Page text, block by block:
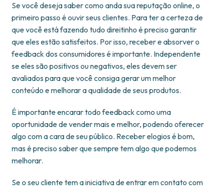
Se você deseja saber como anda sua reputação online, o
primeiro passo é ouvir seus clientes. Para ter a certeza de
que você está fazendo tudo direitinho é preciso garantir
que eles estão satisfeitos. Por isso, receber e absorver o
feedback dos consumidores é importante. Independente
se eles são positivos ou negativos, eles devem ser
avaliados para que você consiga gerar um melhor
conteúdo e melhorar a qualidade de seus produtos.
É importante encarar todo feedback como uma
oportunidade de vender mais e melhor, podendo oferecer
algo com a cara de seu público. Receber elogios é bom,
mas é preciso saber que sempre tem algo que podemos
melhorar.
Se o seu cliente tem a iniciativa de entrar em contato com